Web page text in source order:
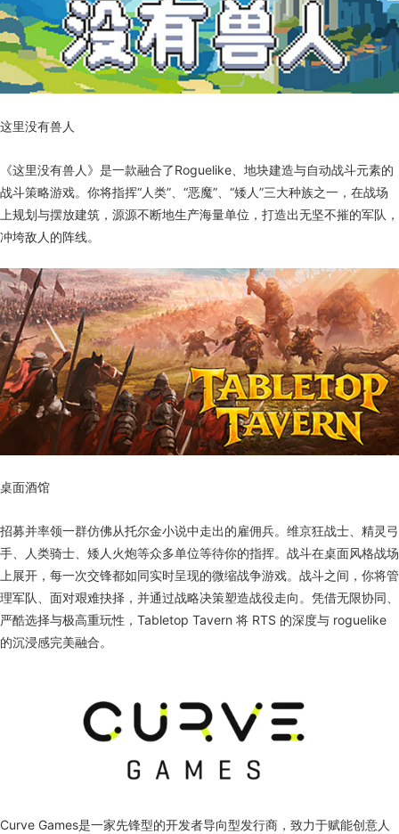
这里没有兽人
《这里没有兽人》是一款融合了Roguelike、地块建造与自动战斗元素的
战斗策略游戏。你将指挥“人类”、“恶魔”、“矮人”三大种族之一，在战场
上规划与摆放建筑，源源不断地生产海量单位，打造出无坚不摧的军队，
冲垮敌人的阵线。
桌面酒馆
招募并率领一群仿佛从托尔金小说中走出的雇佣兵。维京狂战士、精灵弓
手、人类骑士、矮人火炮等众多单位等待你的指挥。战斗在桌面风格战场
上展开，每一次交锋都如同实时呈现的微缩战争游戏。战斗之间，你将管
理军队、面对艰难抉择，并通过战略决策塑造战役走向。凭借无限协同、
严酷选择与极高重玩性，Tabletop Tavern 将 RTS 的深度与 roguelike
的沉浸感完美融合。
Curve Games是一家先锋型的开发者导向型发行商，致力于赋能创意人